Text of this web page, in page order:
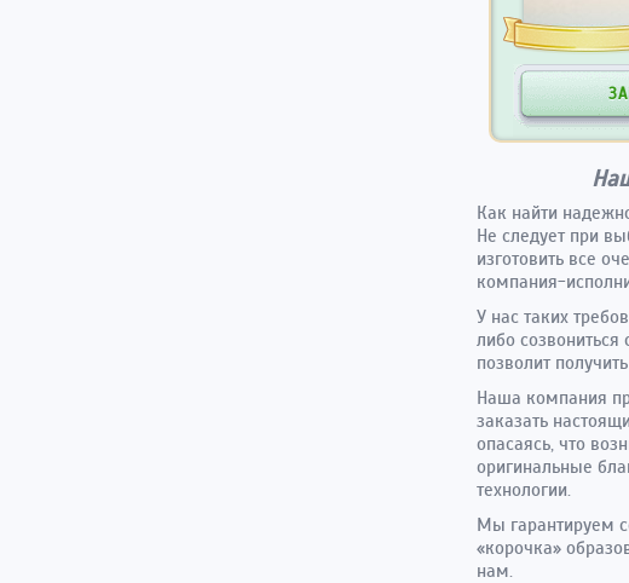
Как найти
Не следует при
изготовить все
компания-
У нас таких
либо
позволит
Наша компания
заказать
опасаясь, что
оригинальные
технологии.
Мы гарантируем
«корочка»
нам.